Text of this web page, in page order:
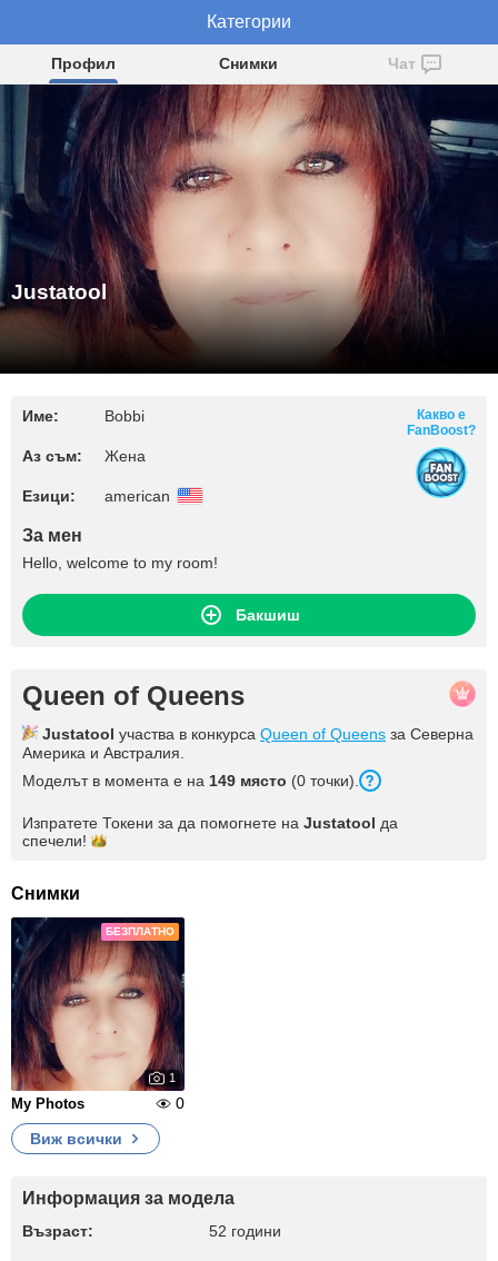
Justatool
Профил Снимки Чат
Justatool
Име: Bobbi
Аз съм: Жена
Езици: american
Какво е
FanBoost?
За мен
Hello, welcome to my room!
Бакшиш
Queen of Queens
Justatool участва в конкурса Queen of Queens за Северна
Америка и Австралия.
Моделът в момента е на 149 място (0 точки).
Изпратете Токени за да помогнете на Justatool да
спечели!
Снимки
БЕЗПЛАТНО
1
My Photos
0
Виж всички
Информация за модела
Възраст: 52 години
Категории